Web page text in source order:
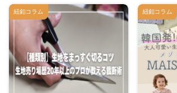
紐釦コラム 紐釦コラム